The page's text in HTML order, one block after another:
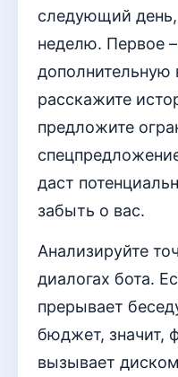
следующий день,
неделю. Первое
дополнительную
расскажите
предложите
даст
забыть о вас.
Анализируйте
диалогах бота.
прерывает
бюджет, значит,
вызывает